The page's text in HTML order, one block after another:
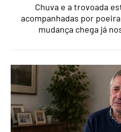
Chuva e a trovoada
acompanhadas por
mudança chega já